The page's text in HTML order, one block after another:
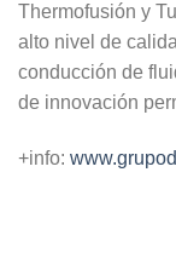
Thermofusión y
alto nivel de
conducción de
de innovación
+info: